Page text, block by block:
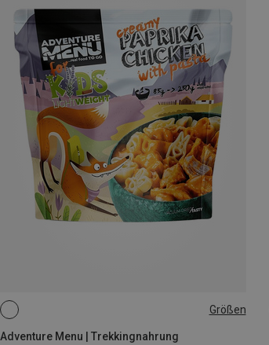
Größen
Adventure Menu | Trekkingnahrung
85G